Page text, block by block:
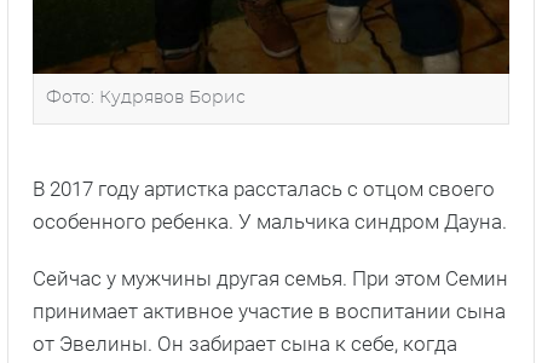
Фото: Кудрявов Борис
В 2017 году артистка рассталась с отцом своего
особенного ребенка. У мальчика синдром Дауна.
Сейчас у мужчины другая семья. При этом Семин
принимает активное участие в воспитании сына
от Эвелины. Он забирает сына к себе, когда